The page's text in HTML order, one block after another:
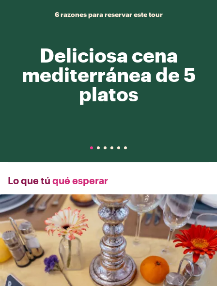
6 razones para reservar este tour
Deliciosa cena
mediterránea de 5
platos
Lo que tú qué esperar